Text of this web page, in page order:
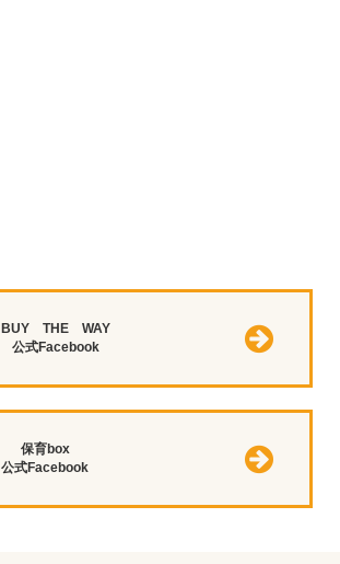
BUY THE WAY
公式Facebook
保育box
公式Facebook